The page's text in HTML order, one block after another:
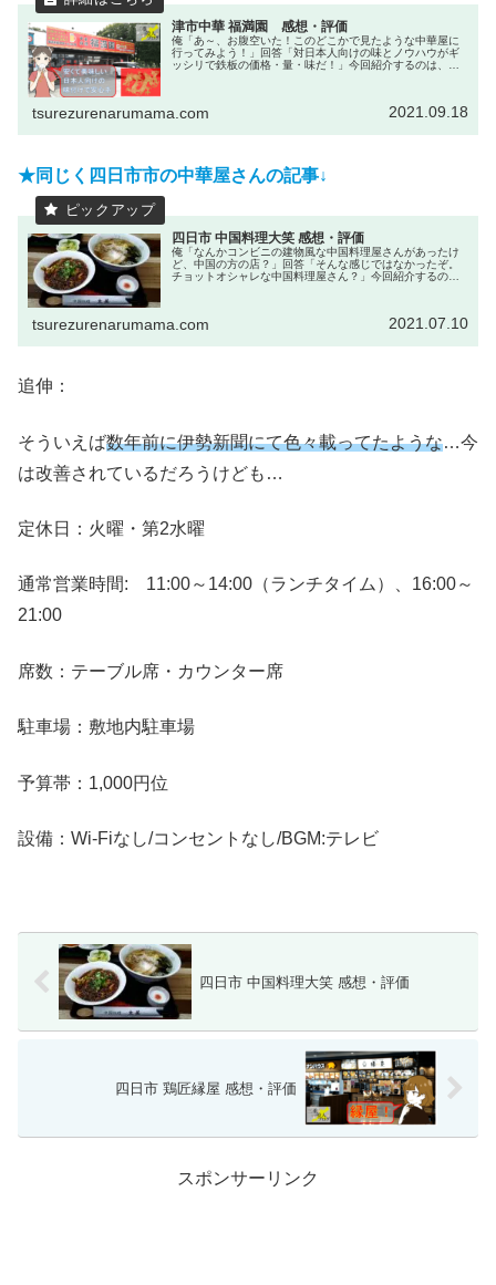
津市中華 福満園 感想・評価
俺「あ～、お腹空いた！このどこかで見たような中華屋に
行ってみよう！」回答「対日本人向けの味とノウハウがギ
ッシリで鉄板の価格・量・味だ！」今回紹介するのは、津
tsurezurenarumama.com 2021.09.18
★同じく四日市市の中華屋さんの記事↓
四日市 中国料理大笑 感想・評価
俺「なんかコンビニの建物風な中国料理屋さんがあったけ
ど、中国の方の店？」回答「そんな感じではなかったぞ。
チョットオシャレな中国料理屋さん？」今回紹介するの
tsurezurenarumama.com 2021.07.10
追伸：
そういえば数年前に伊勢新聞にて色々載ってたような…今
は改善されているだろうけども…
定休日：火曜・第2水曜
通常営業時間: 11:00～14:00（ランチタイム）、16:00～
21:00
席数：テーブル席・カウンター席
駐車場：敷地内駐車場
予算帯：1,000円位
設備：Wi-Fiなし/コンセントなし/BGM:テレビ
四日市 中国料理大笑 感想・評価
四日市 鶏匠縁屋 感想・評価
スポンサーリンク